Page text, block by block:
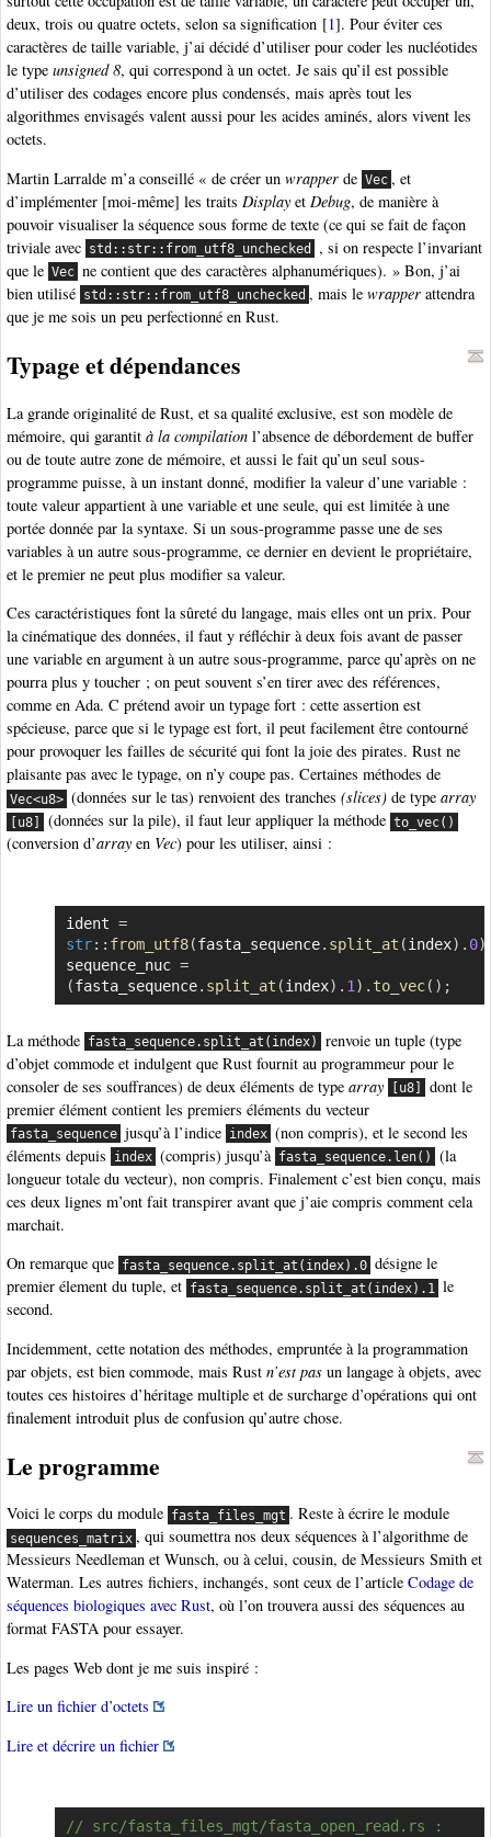
deux, trois ou quatre octets, selon sa signification [1]. Pour éviter ces
caractères de taille variable, j’ai décidé d’utiliser pour coder les nucléotides
le type unsigned 8, qui correspond à un octet. Je sais qu’il est possible
d’utiliser des codages encore plus condensés, mais après tout les
algorithmes envisagés valent aussi pour les acides aminés, alors vivent les
octets.
Martin Larralde m’a conseillé « de créer un wrapper de Vec , et
d’implémenter [moi-même] les traits Display et Debug, de manière à
pouvoir visualiser la séquence sous forme de texte (ce qui se fait de façon
triviale avec std::str::from_utf8_unchecked
, si on respecte l’invariant
que le Vec ne contient que des caractères alphanumériques). » Bon, j’ai
bien utilisé std::str::from_utf8_unchecked , mais lewrapper attendra
que je me sois un peu perfectionné en Rust.
Typage et dépendances
La grande originalité de Rust, et sa qualité exclusive, est son modèle de
mémoire, qui garantit à la compilation l’absence de débordement de buffer
ou de toute autre zone de mémoire, et aussi le fait qu’un seul sous-
programme puisse, à un instant donné, modifier la valeur d’une variable :
toute valeur appartient à une variable et une seule, qui est limitée à une
portée donnée par la syntaxe. Si un sous-programme passe une de ses
variables à un autre sous-programme, ce dernier en devient le propriétaire,
et le premier ne peut plus modifier sa valeur.
Ces caractéristiques font la sûreté du langage, mais elles ont un prix. Pour
la cinématique des données, il faut y réfléchir à deux fois avant de passer
une variable en argument à un autre sous-programme, parce qu’après on ne
pourra plus y toucher ; on peut souvent s’en tirer avec des références,
comme en Ada. C prétend avoir un typage fort : cette assertion est
spécieuse, parce que si le typage est fort, il peut facilement être contourné
pour provoquer les failles de sécurité qui font la joie des pirates. Rust ne
plaisante pas avec le typage, on n’y coupe pas. Certaines méthodes de
Vec<u8> (données sur le tas) renvoient des tranches(slices) de typearray
[u8] (données sur la pile), il faut leur appliquer la méthode to_vec()
(conversion d’array en Vec) pour les utiliser, ainsi :
ident =
str:: from_utf8(fasta_sequence. split_at (index) . 0)
sequence_nuc =
(fasta_sequence. split_at (index) . 1 ) . to_vec( ) ;
La méthode fasta_sequence.split_at(index)
renvoie un tuple (type
d’objet commode et indulgent que Rust fournit au programmeur pour le
consoler de ses souffrances) de deux éléments de type array [u8]
dont le
premier élément contient les premiers éléments du vecteur
fasta_sequence jusqu’à l’indice index (non compris), et le second les
éléments depuis
index (compris) jusqu’à fasta_sequence.len()
(la
longueur totale du vecteur), non compris. Finalement c’est bien conçu, mais
ces deux lignes m’ont fait transpirer avant que j’aie compris comment cela
marchait.
On remarque que fasta_sequence.split_at(index).0 désigne le
premier élement du tuple, et fasta_sequence.split_at(index).1
le
second.
Incidemment, cette notation des méthodes, empruntée à la programmation
par objets, est bien commode, mais Rust n’est pas un langage à objets, avec
toutes ces histoires d’héritage multiple et de surcharge d’opérations qui ont
finalement introduit plus de confusion qu’autre chose.
Le programme
Voici le corps du module fasta_files_mgt . Reste à écrire le module
sequences_matrix , qui soumettra nos deux séquences à l’algorithme de
Messieurs Needleman et Wunsch, ou à celui, cousin, de Messieurs Smith et
Waterman. Les autres fichiers, inchangés, sont ceux de l’article Codage de
séquences biologiques avec Rust, où l’on trouvera aussi des séquences au
format FASTA pour essayer.
Les pages Web dont je me suis inspiré :
Lire un fichier d’octets
Lire et décrire un fichier
// src/fasta_files_mgt/fasta_open_read.rs :Copier